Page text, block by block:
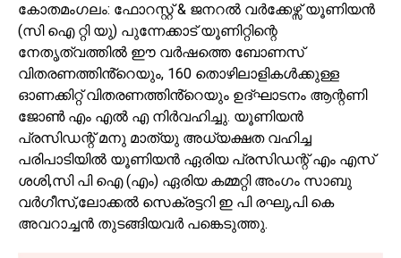
കോതമംഗലം: ഫോറസ്റ്റ് & ജനറൽ വർക്കേഴ്സ് യൂണിയൻ
(സി ഐ റ്റി യു) പുന്നേക്കാട് യൂണിറ്റിന്റെ
നേതൃത്വത്തിൽ ഈ വർഷത്തെ ബോണസ്
വിതരണത്തിൻ്റെയും, 160 തൊഴിലാളികൾക്കുള്ള
ഓണക്കിറ്റ് വിതരണത്തിൻ്റെയും ഉദ്ഘാടനം ആന്റണി
ജോൺ എം എൽ എ നിർവഹിച്ചു. യൂണിയൻ
പ്രസിഡന്റ് മനു മാത്യു അധ്യക്ഷത വഹിച്ച
പരിപാടിയിൽ യൂണിയൻ ഏരിയ പ്രസിഡന്റ് എം എസ്
ശശി,സി പി ഐ (എം) ഏരിയ കമ്മറ്റി അംഗം സാബു
വർഗീസ്,ലോക്കൽ സെക്രട്ടറി ഇ പി രഘു,പി കെ
അവറാച്ചൻ തുടങ്ങിയവർ പങ്കെടുത്തു.